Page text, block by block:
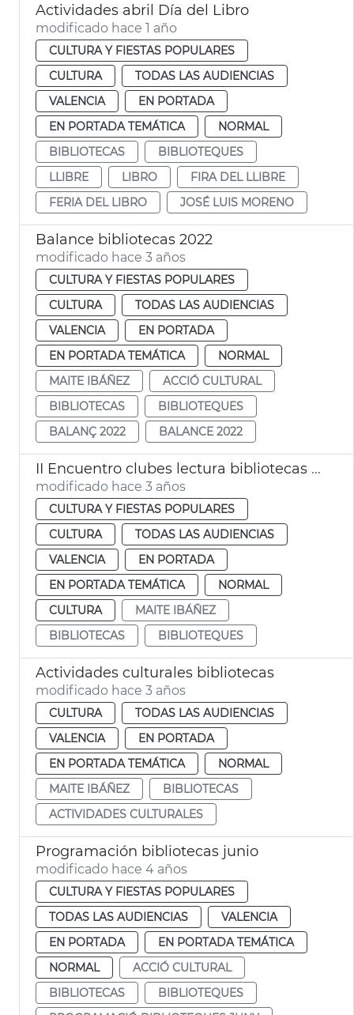
Actividades abril Día del Libro
modificado hace 1 año
CULTURA Y FIESTAS POPULARES
CULTURA
TODAS LAS AUDIENCIAS
VALENCIA
EN PORTADA
EN PORTADA TEMÁTICA
NORMAL
BIBLIOTECAS
BIBLIOTEQUES
LLIBRE
LIBRO
FIRA DEL LLIBRE
FERIA DEL LIBRO
JOSÉ LUIS MORENO
Balance bibliotecas 2022
modificado hace 3 años
CULTURA Y FIESTAS POPULARES
CULTURA
TODAS LAS AUDIENCIAS
VALENCIA
EN PORTADA
EN PORTADA TEMÁTICA
NORMAL
MAITE IBÁÑEZ
ACCIÓ CULTURAL
BIBLIOTECAS
BIBLIOTEQUES
BALANÇ 2022
BALANCE 2022
II Encuentro clubes lectura bibliotecas municipales
modificado hace 3 años
CULTURA Y FIESTAS POPULARES
CULTURA
TODAS LAS AUDIENCIAS
VALENCIA
EN PORTADA
EN PORTADA TEMÁTICA
NORMAL
CULTURA
MAITE IBÁÑEZ
BIBLIOTECAS
BIBLIOTEQUES
Actividades culturales bibliotecas
modificado hace 3 años
CULTURA
TODAS LAS AUDIENCIAS
VALENCIA
EN PORTADA
EN PORTADA TEMÁTICA
NORMAL
MAITE IBÁÑEZ
BIBLIOTECAS
ACTIVIDADES CULTURALES
Programación bibliotecas junio
modificado hace 4 años
CULTURA Y FIESTAS POPULARES
TODAS LAS AUDIENCIAS
VALENCIA
EN PORTADA
EN PORTADA TEMÁTICA
NORMAL
ACCIÓ CULTURAL
BIBLIOTECAS
BIBLIOTEQUES